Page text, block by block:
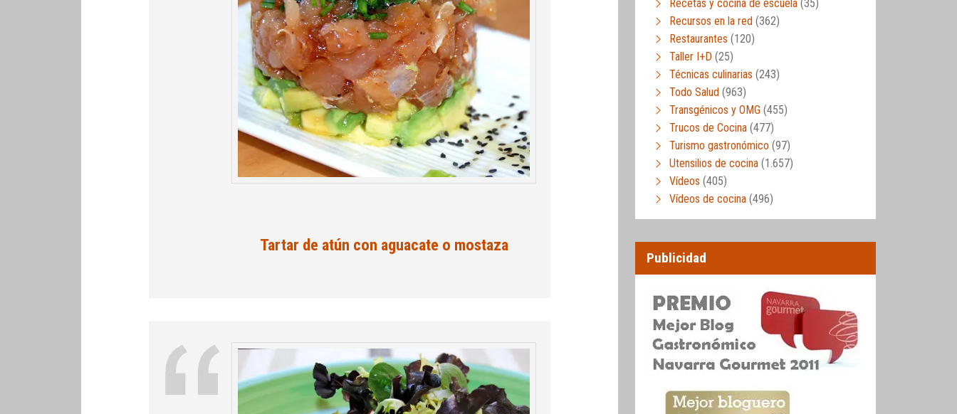
Tartar de atún con aguacate o mostaza
Recetas y cocina de escuela (35)
Recursos en la red (362)
Restaurantes (120)
Taller I+D (25)
Técnicas culinarias (243)
Todo Salud (963)
Transgénicos y OMG (455)
Trucos de Cocina (477)
Turismo gastronómico (97)
Utensilios de cocina (1.657)
Vídeos (405)
Vídeos de cocina (496)
Publicidad